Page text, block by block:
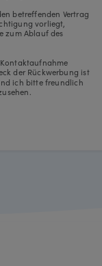
betreffenden Vertrag
vorliegt,
zum Ablauf des
der Rückwerbung ist
ich bitte freundlich